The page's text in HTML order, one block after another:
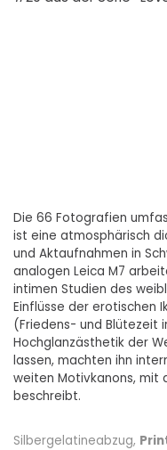
Die 66 Fotografien
ist eine atmosphärisch
und Aktaufnahmen in
analogen Leica M7
intimen Studien des
Einflüsse der erotischen
(Friedens- und Blütezeit
Hochglanzästhetik der
lassen, machten ihn
weiten Motivkanons, mit
beschreibt.
Silbergelatineabzug,